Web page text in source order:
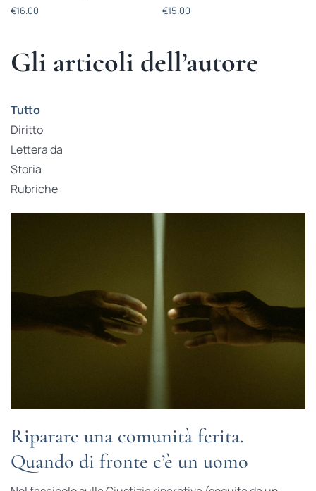
€16.00 €15.00
Gli articoli dell’autore
Tutto
Diritto
Lettera da
Storia
Rubriche
Riparare una comunità ferita.
Quando di fronte c’è un uomo